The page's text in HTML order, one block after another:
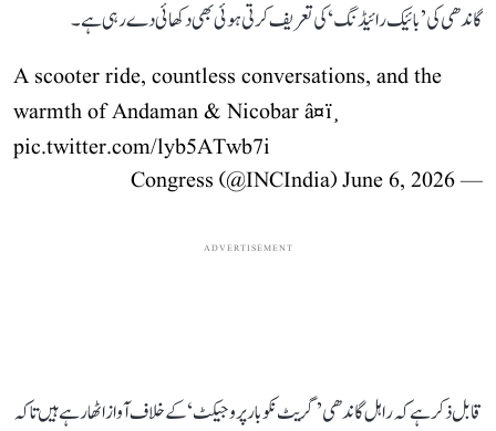
گاندھی کی ’بائیک رائیڈنگ‘ کی تعریف کرتی ہوئی بھی دکھائی دے رہی ہے۔
A scooter ride, countless conversations, and the
warmth of Andaman & Nicobar â¤ï¸
pic.twitter.com/lyb5ATwb7i
— Congress (@INCIndia)
June 6, 2026
ADVERTISEMENT
قابل ذکر ہے کہ راہل گاندھی ’گریٹ نکوبار پروجیکٹ‘ کے خلاف آواز اٹھا رہے ہیں تاکہ